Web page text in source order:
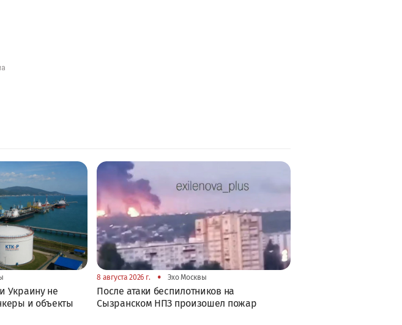
Украину не
и объекты
8 августа 2026 г. • Эхо Москвы
После атаки беспилотников на
Сызранском НПЗ произошел пожар